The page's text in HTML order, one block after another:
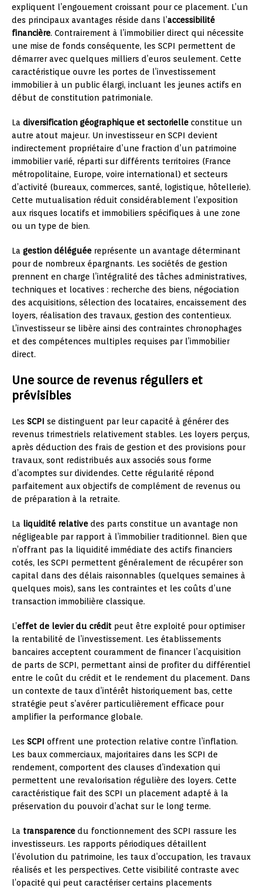
expliquent l’engouement croissant pour ce placement. L’un
des principaux avantages réside dans l’accessibilité
financière. Contrairement à l’immobilier direct qui nécessite
une mise de fonds conséquente, les SCPI permettent de
démarrer avec quelques milliers d’euros seulement. Cette
caractéristique ouvre les portes de l’investissement
immobilier à un public élargi, incluant les jeunes actifs en
début de constitution patrimoniale.
La diversification géographique et sectorielle constitue un
autre atout majeur. Un investisseur en SCPI devient
indirectement propriétaire d’une fraction d’un patrimoine
immobilier varié, réparti sur différents territoires (France
métropolitaine, Europe, voire international) et secteurs
d’activité (bureaux, commerces, santé, logistique, hôtellerie).
Cette mutualisation réduit considérablement l’exposition
aux risques locatifs et immobiliers spécifiques à une zone
ou un type de bien.
La gestion déléguée représente un avantage déterminant
pour de nombreux épargnants. Les sociétés de gestion
prennent en charge l’intégralité des tâches administratives,
techniques et locatives : recherche des biens, négociation
des acquisitions, sélection des locataires, encaissement des
loyers, réalisation des travaux, gestion des contentieux.
L’investisseur se libère ainsi des contraintes chronophages
et des compétences multiples requises par l’immobilier
direct.
Une source de revenus réguliers et
prévisibles
Les SCPI se distinguent par leur capacité à générer des
revenus trimestriels relativement stables. Les loyers perçus,
après déduction des frais de gestion et des provisions pour
travaux, sont redistribués aux associés sous forme
d’acomptes sur dividendes. Cette régularité répond
parfaitement aux objectifs de complément de revenus ou
de préparation à la retraite.
La liquidité relative des parts constitue un avantage non
négligeable par rapport à l’immobilier traditionnel. Bien que
n’offrant pas la liquidité immédiate des actifs financiers
cotés, les SCPI permettent généralement de récupérer son
capital dans des délais raisonnables (quelques semaines à
quelques mois), sans les contraintes et les coûts d’une
transaction immobilière classique.
L’effet de levier du crédit peut être exploité pour optimiser
la rentabilité de l’investissement. Les établissements
bancaires acceptent couramment de financer l’acquisition
de parts de SCPI, permettant ainsi de profiter du différentiel
entre le coût du crédit et le rendement du placement. Dans
un contexte de taux d’intérêt historiquement bas, cette
stratégie peut s’avérer particulièrement efficace pour
amplifier la performance globale.
Les SCPI offrent une protection relative contre l’inflation.
Les baux commerciaux, majoritaires dans les SCPI de
rendement, comportent des clauses d’indexation qui
permettent une revalorisation régulière des loyers. Cette
caractéristique fait des SCPI un placement adapté à la
préservation du pouvoir d’achat sur le long terme.
La transparence du fonctionnement des SCPI rassure les
investisseurs. Les rapports périodiques détaillent
l’évolution du patrimoine, les taux d’occupation, les travaux
réalisés et les perspectives. Cette visibilité contraste avec
l’opacité qui peut caractériser certains placements